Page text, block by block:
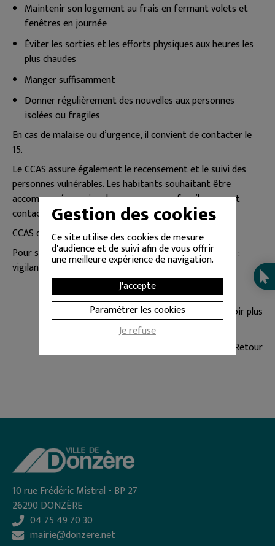
Maintenir son logement au frais en fermant volets et
fenêtres en journée
Éviter les sorties et les efforts physiques aux heures les
plus chaudes
Manger suffisamment
Donner régulièrement des nouvelles aux personnes
isolées ou fragiles
En cas de malaise ou d’urgence, il convient de contacter le
15.
Le CCAS assure également le recensement et le suivi des
personnes vulnérables. Les habitants souhaitant être
accompagnés ou signaler une personne fragile peuvent
contacter :
CCAS de Donzère : 04 75 49 75 49
Pour suivre l’évolution de la situation météorologique :
vigilance.meteofrance.fr
En savoir plus
Retour
10 rue Frédéric Mistral - BP 27
26290 DONZÈRE
04 75 49 70 30
mairie@donzere.net
Gestion des cookies
Ce site utilise des cookies de mesure
d'audience et de suivi afin de vous offrir
une meilleure expérience de navigation.
J'accepte
Paramétrer les cookies
Je refuse